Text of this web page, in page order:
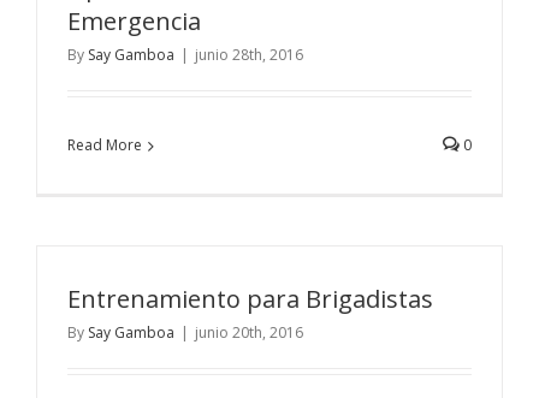
Emergencia
By Say Gamboa | junio 28th, 2016
Read More 0
Entrenamiento para Brigadistas
By Say Gamboa | junio 20th, 2016